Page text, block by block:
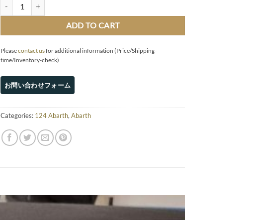
ADD TO CART
Pleasecontact usfor additional information (Price/Shipping-
time/Inventory-check)
Categories: 124 Abarth,Abarth